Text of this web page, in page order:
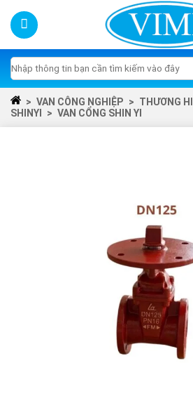
Skip
content
Tìm
kiếm:
> VAN CÔNG NGHIỆP > THƯƠNG
SHINYI
> VAN CỔNG SHIN YI